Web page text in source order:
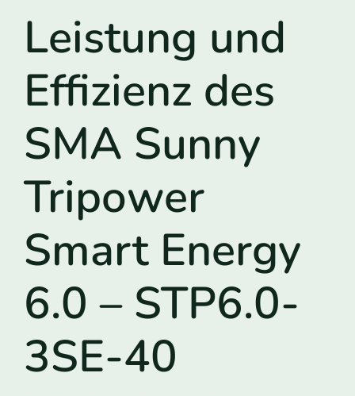
Leistung und
Effizienz des
SMA Sunny
Tripower
Smart Energy
6.0 – STP6.0-
3SE-40